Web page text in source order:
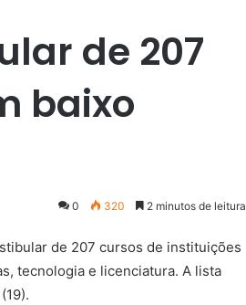
de 207
baixo
0 320 2 minutos de leitura
de 207 cursos de instituições
tecnologia e licenciatura. A lista